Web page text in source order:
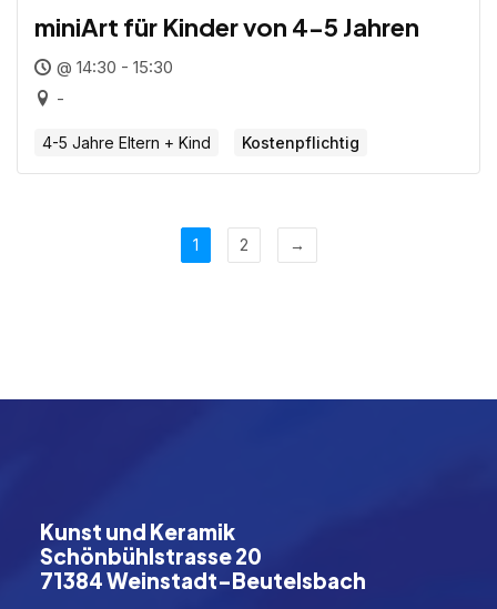
miniArt für Kinder von 4-5 Jahren
@ 14:30 - 15:30
-
4-5 Jahre Eltern + Kind Kostenpflichtig
1 2 →
Kunst und Keramik
Schönbühlstrasse 20
71384 Weinstadt-Beutelsbach